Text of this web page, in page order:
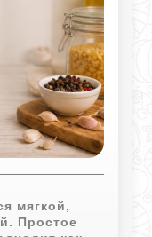
мягкой,
Простое